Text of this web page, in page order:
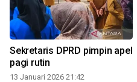
Sekretaris DPRD pimpin apel
pagi rutin
13 Januari 2026 21:42